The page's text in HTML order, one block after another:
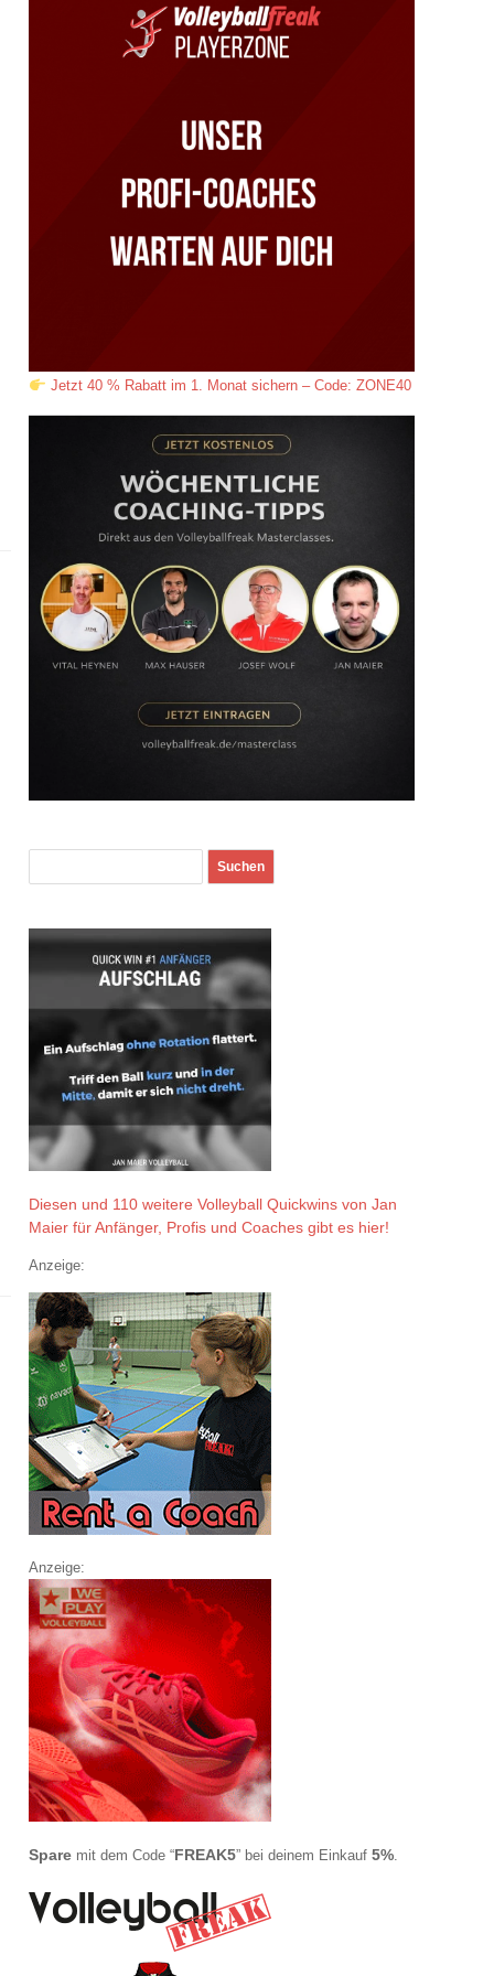
Jetzt 40 % Rabatt im 1. Monat sichern – Code: ZONE40
Diesen und 110 weitere Volleyball Quickwins von Jan
Maier für Anfänger, Profis und Coaches gibt es hier!
Anzeige:
Anzeige:
Sparemit dem Code “FREAK5” bei deinem Einkauf 5%.